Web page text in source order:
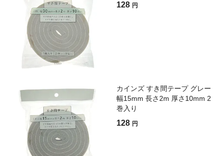
128 円
カインズ すき間テープ グレー
幅15mm 長さ2m 厚さ10mm 2
巻入り
128 円